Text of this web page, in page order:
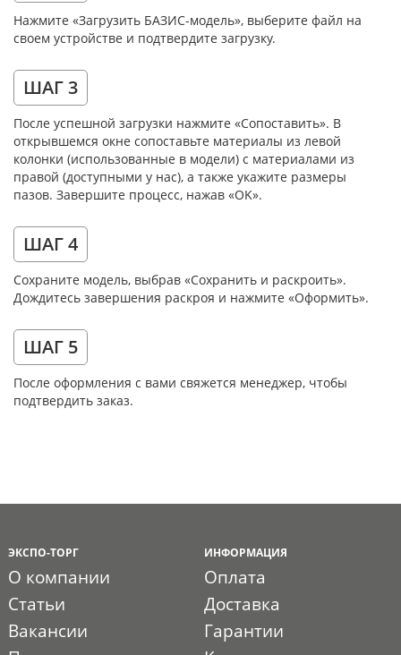
Нажмите «Загрузить БАЗИС-модель», выберите файл на
своем устройстве и подтвердите загрузку.
ШАГ 3
После успешной загрузки нажмите «Сопоставить». В
открывшемся окне сопоставьте материалы из левой
колонки (использованные в модели) с материалами из
правой (доступными у нас), а также укажите размеры
пазов. Завершите процесс, нажав «OK».
ШАГ 4
Сохраните модель, выбрав «Сохранить и раскроить».
Дождитесь завершения раскроя и нажмите «Оформить».
ШАГ 5
После оформления с вами свяжется менеджер, чтобы
подтвердить заказ.
ЭКСПО-ТОРГ
О компании
Статьи
Вакансии
ИНФОРМАЦИЯ
Оплата
Доставка
Гарантии